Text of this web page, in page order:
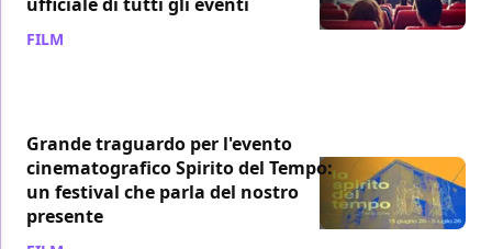
FILM
Grande traguardo per l'evento
cinematografico Spirito del Tempo:
un festival che parla del nostro
presente